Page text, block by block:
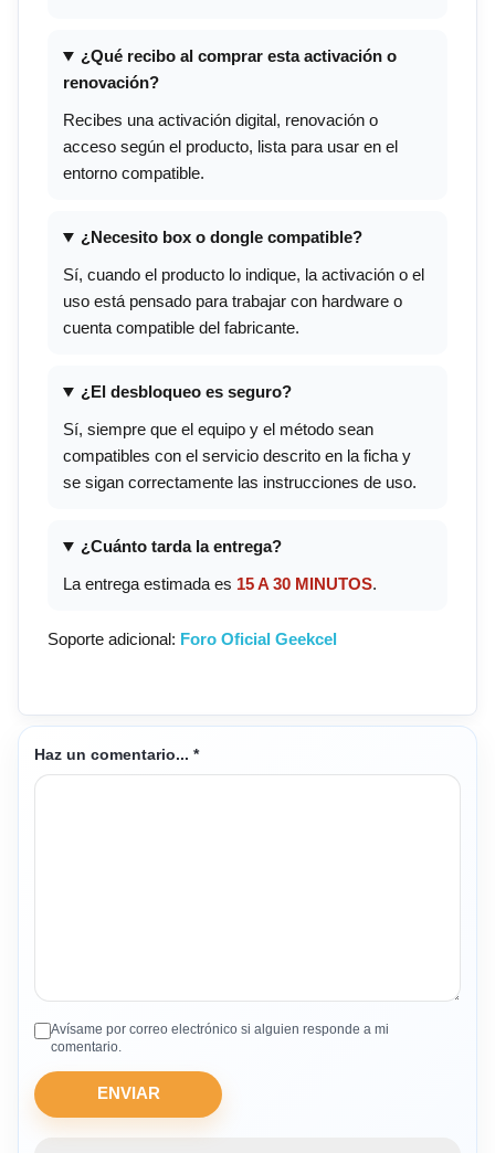
¿Qué recibo al comprar esta activación o
renovación?
Recibes una activación digital, renovación o
acceso según el producto, lista para usar en el
entorno compatible.
¿Necesito box o dongle compatible?
Sí, cuando el producto lo indique, la activación o el
uso está pensado para trabajar con hardware o
cuenta compatible del fabricante.
¿El desbloqueo es seguro?
Sí, siempre que el equipo y el método sean
compatibles con el servicio descrito en la ficha y
se sigan correctamente las instrucciones de uso.
¿Cuánto tarda la entrega?
La entrega estimada es 15 A 30 MINUTOS.
Soporte adicional: Foro Oficial Geekcel
Haz un comentario... *
Avísame por correo electrónico si alguien responde a mi
comentario.
ENVIAR